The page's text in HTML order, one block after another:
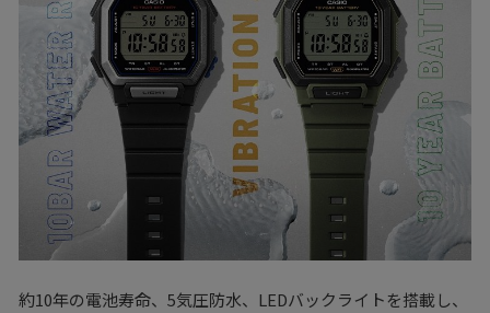
約10年の電池寿命、5気圧防水、LEDバックライトを搭載し、